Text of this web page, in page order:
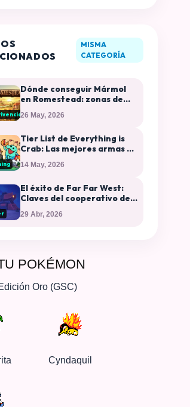
MISMA
CATEGORÍA
Dónde conseguir Mármol
en Romestead: zonas de
construcción
26 May, 2026
Tier List de Everything is
Crab: Las mejores armas y
14 May, 2026
El éxito de Far Far West:
Claves del cooperativo del
disponibles
29 Abr, 2026
POKÉMON
Oro (GSC)
Cyndaquil